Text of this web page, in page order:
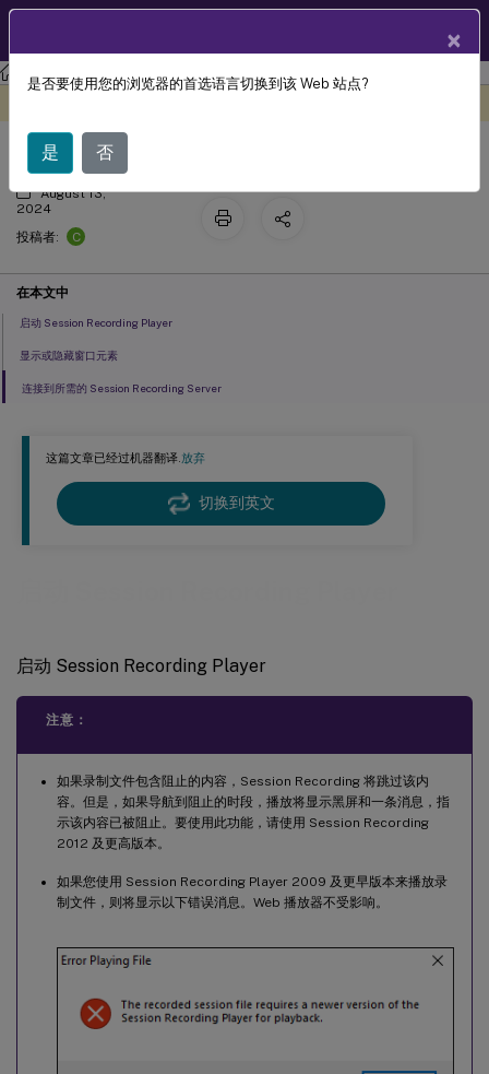
Session Recording Session Recording 2311
这篇文章已经过机器翻译.放弃
切换到英文
启动 Session Recording Player
注意：
如果录制文件包含阻止的内容，Session Recording 将跳过该内
容。但是，如果导航到阻止的时段，播放将显示黑屏和一条消息，指
示该内容已被阻止。要使用此功能，请使用 Session Recording
2012 及更高版本。
如果您使用 Session Recording Player 2009 及更早版本来播放录
制文件，则将显示以下错误消息。Web 播放器不受影响。
启动 Session Recording Player
August 13,
2024
投稿者:
C
在本文中
启动 Session Recording Player
显示或隐藏窗口元素
连接到所需的 Session Recording Server
×
是否要使用您的浏览器的首选语言切换到该 Web 站点?
是 否